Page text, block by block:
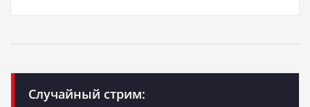
Случайный стрим: